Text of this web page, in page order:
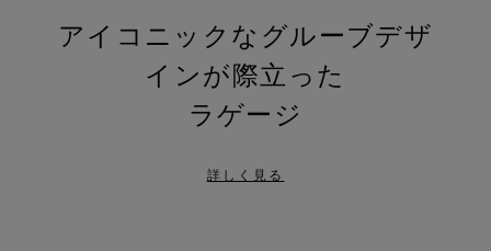
アイコニックなグルーブデザ
インが際立った
ラゲージ
詳しく見る